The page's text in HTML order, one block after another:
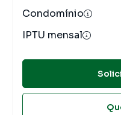
Condomínio
IPTU mensal